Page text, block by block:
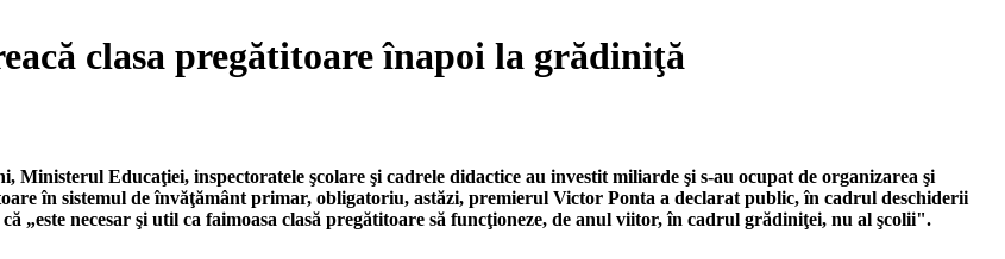
clasa pregătitoare înapoi la grădiniţă
Ministerul Educaţiei, inspectoratele şcolare şi cadrele didactice au investit miliarde şi s-au ocupat de organizarea şi
în sistemul de învăţământ primar, obligatoriu, astăzi, premierul Victor Ponta a declarat public, în cadrul deschiderii
„este necesar şi util ca faimoasa clasă pregătitoare să funcţioneze, de anul viitor, în cadrul grădiniţei, nu al şcolii".